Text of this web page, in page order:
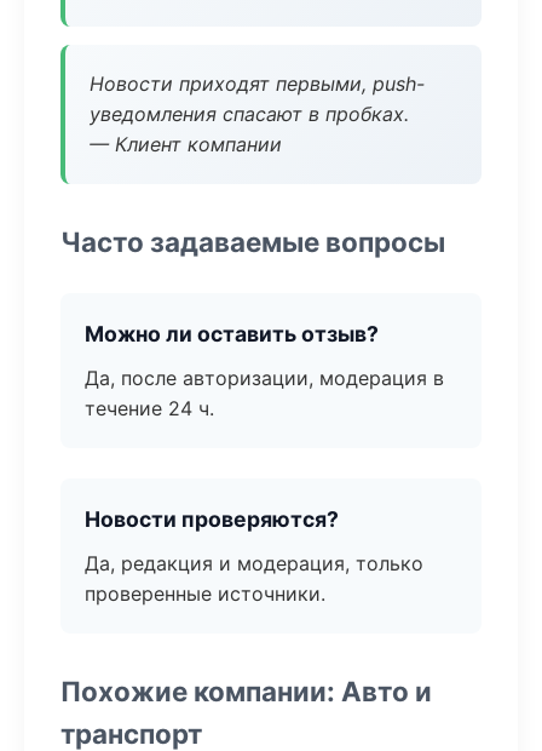
Новости приходят первыми, push-
уведомления спасают в пробках.
— Клиент компании
Часто задаваемые вопросы
Можно ли оставить отзыв?
Да, после авторизации, модерация в
течение 24 ч.
Новости проверяются?
Да, редакция и модерация, только
проверенные источники.
Похожие компании: Авто и
транспорт